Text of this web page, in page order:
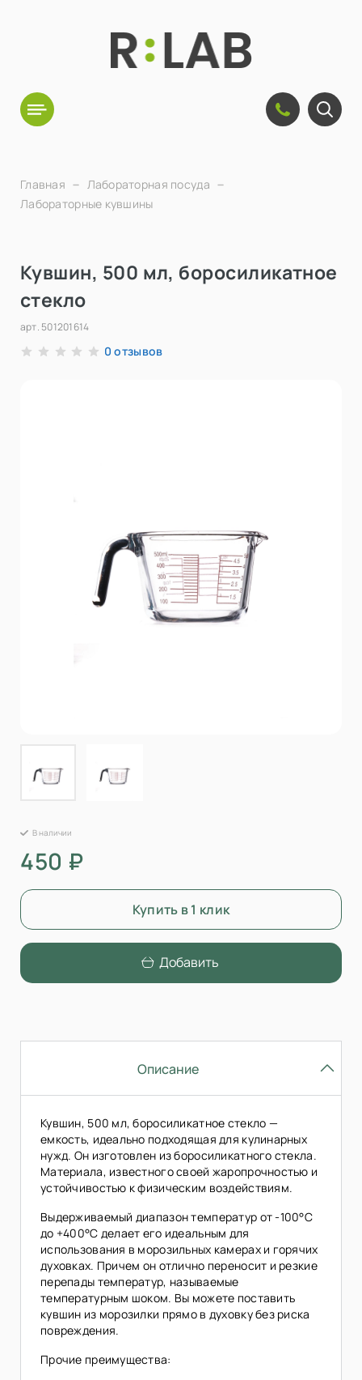
Главная
Лабораторная посуда
Лабораторные кувшины
Кувшин, 500 мл, боросиликатное
стекло
арт. 501201614
0 отзывов
В наличии
450 ₽
Купить в 1 клик
Добавить
Описание
Кувшин, 500 мл, боросиликатное стекло —
емкость, идеально подходящая для кулинарных
нужд. Он изготовлен из боросиликатного стекла.
Материала, известного своей жаропрочностью и
устойчивостью к физическим воздействиям.
Выдерживаемый диапазон температур от -100°C
до +400°C делает его идеальным для
использования в морозильных камерах и горячих
духовках. Причем он отлично переносит и резкие
перепады температур, называемые
температурным шоком. Вы можете поставить
кувшин из морозилки прямо в духовку без риска
повреждения.
Прочие преимущества: